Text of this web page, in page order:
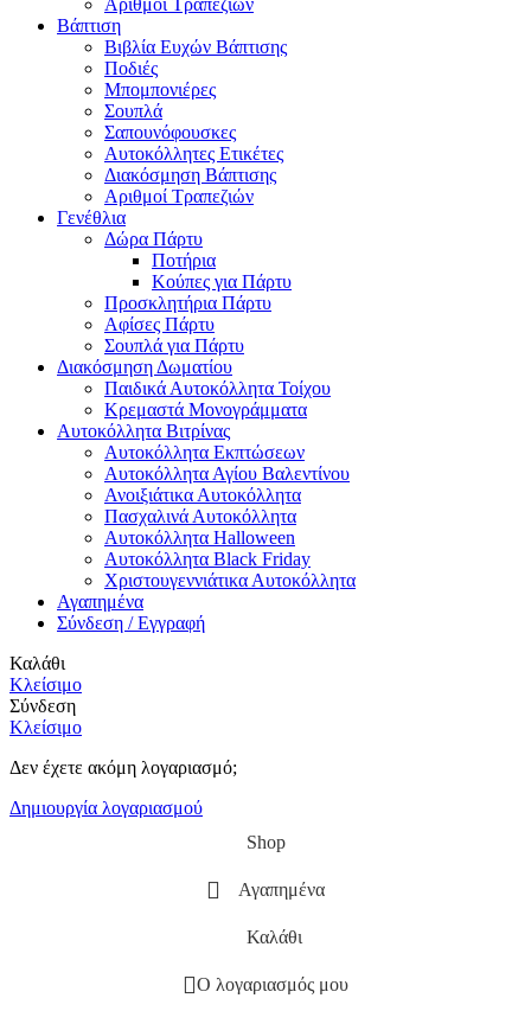
Βάπτιση
Βιβλία Ευχών Βάπτισης
Ποδιές
Μπομπονιέρες
Σουπλά
Σαπουνόφουσκες
Αυτοκόλλητες Ετικέτες
Διακόσμηση Βάπτισης
Αριθμοί Τραπεζιών
Γενέθλια
Δώρα Πάρτυ
Ποτήρια
Κούπες για Πάρτυ
Προσκλητήρια Πάρτυ
Αφίσες Πάρτυ
Σουπλά για Πάρτυ
Διακόσμηση Δωματίου
Παιδικά Αυτοκόλλητα Τοίχου
Κρεμαστά Μονογράμματα
Αυτοκόλλητα Βιτρίνας
Αυτοκόλλητα Εκπτώσεων
Αυτοκόλλητα Αγίου Βαλεντίνου
Ανοιξιάτικα Αυτοκόλλητα
Πασχαλινά Αυτοκόλλητα
Αυτοκόλλητα Halloween
Αυτοκόλλητα Black Friday
Χριστουγεννιάτικα Αυτοκόλλητα
Αγαπημένα
Σύνδεση / Εγγραφή
Καλάθι
Κλείσιμο
Σύνδεση
Κλείσιμο
Δεν έχετε ακόμη λογαριασμό;
Δημιουργία λογαριασμού
Shop
Αγαπημένα
Καλάθι
Ο λογαριασμός μου